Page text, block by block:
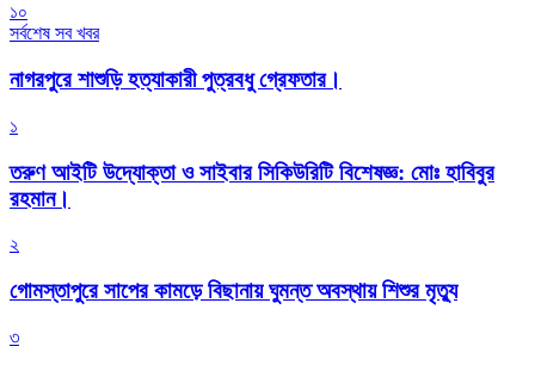
১০
সর্বশেষ সব খবর
নাগরপুরে শাশুড়ি হত্যাকারী পুত্রবধু গ্রেফতার।
১
তরুণ আইটি উদ্যোক্তা ও সাইবার সিকিউরিটি বিশেষজ্ঞ: মোঃ হাবিবুর
রহমান।
২
গোমস্তাপুরে সাপের কামড়ে বিছানায় ঘুমন্ত অবস্থায় শিশুর মৃত্যু
৩